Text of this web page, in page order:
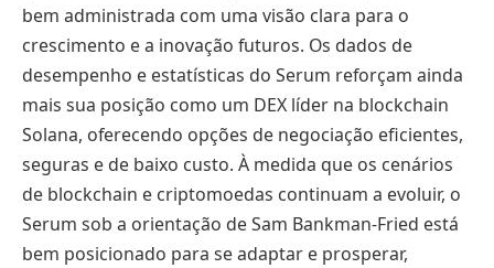
bem administrada com uma visão clara para o
crescimento e a inovação futuros. Os dados de
desempenho e estatísticas do Serum reforçam ainda
mais sua posição como um DEX líder na blockchain
Solana, oferecendo opções de negociação eficientes,
seguras e de baixo custo. À medida que os cenários
de blockchain e criptomoedas continuam a evoluir, o
Serum sob a orientação de Sam Bankman-Fried está
bem posicionado para se adaptar e prosperar,